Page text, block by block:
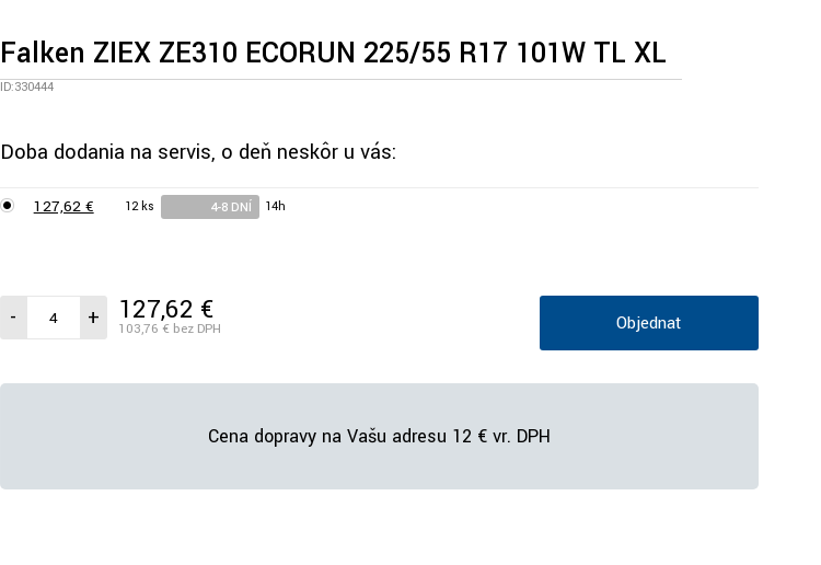
Falken ZIEX ZE310 ECORUN 225/55 R17 101W TL XL
ID:330444
Doba dodania na servis, o deň neskôr u vás:
127,62 € 12 ks 4-8 DNÍ 14h
- + 127,62 €/ks vr. DPH
103,76 € bez DPH Objednať
Cena dopravy na Vašu adresu 12 € vr. DPH